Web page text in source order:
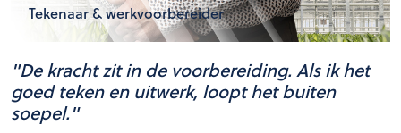
Tekenaar & werkvoorbereider
"Dekrachtzit in de voorbereiding. Alsikhet
goed teken en uitwerk, loopthetbuiten
soepel."